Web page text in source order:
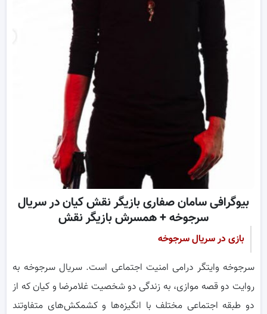
بیوگرافی سامان صفاری بازیگر نقش کیان در سریال
سرجوخه + همسرش بازیگر نقش
بازی در سریال سرجوخه
سرجوخه وایتگر درامی امنیت اجتماعی است. سریال سرجوخه به
روایت دو قصه موازی، به زندگی دو شخصیت غلامرضا و کیان که از
دو طبقه اجتماعی مختلف با انگیزه‌ها و کشمکش‌های متفاوتند